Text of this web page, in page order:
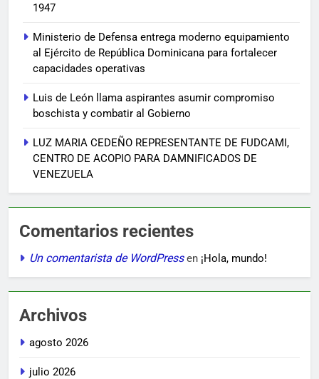
1947
Ministerio de Defensa entrega moderno equipamiento
al Ejército de República Dominicana para fortalecer
capacidades operativas
Luis de León llama aspirantes asumir compromiso
boschista y combatir al Gobierno
LUZ MARIA CEDEÑO REPRESENTANTE DE FUDCAMI,
CENTRO DE ACOPIO PARA DAMNIFICADOS DE
VENEZUELA
Comentarios recientes
Un comentarista de WordPressen ¡Hola, mundo!
Archivos
agosto 2026
julio 2026